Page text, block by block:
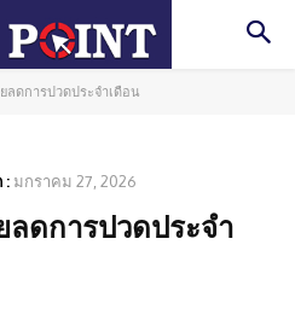
ลดการปวดประจำเดือน
: มกราคม 27, 2026
ลดการปวดประจำ